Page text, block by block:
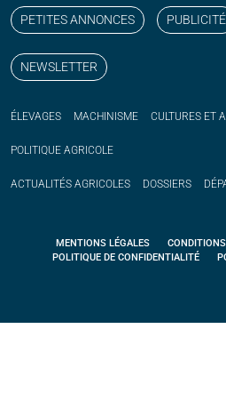
PETITES ANNONCES PUBLICITÉ
NEWSLETTER
ÉLEVAGES MACHINISME CULTURES ET
POLITIQUE AGRICOLE
ACTUALITÉS AGRICOLES DOSSIERS
MENTIONS LÉGALES
POLITIQUE DE CONFIDENTIALITÉ